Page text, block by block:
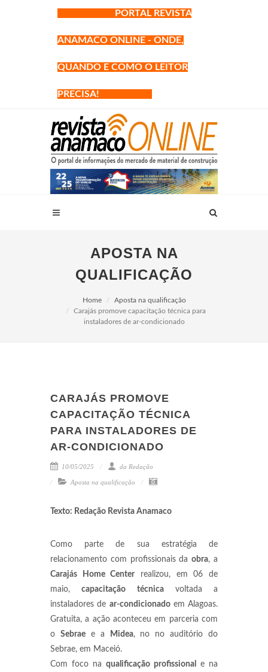
PORTAL REVISTA
ANAMACO ONLINE - ONDE,
QUANDO E COMO O LEITOR
PRECISA!
APOSTA NA
QUALIFICAÇÃO
Home
Aposta na qualificação
Carajás promove capacitação técnica para
instaladores de ar-condicionado
CARAJÁS PROMOVE
CAPACITAÇÃO TÉCNICA
PARA INSTALADORES DE
AR-CONDICIONADO
10/05/2025 da Redação
Aposta na qualificação
Texto: Redação Revista Anamaco
Como parte de sua estratégia de
relacionamento com profissionais daobra, a
Carajás Home Center realizou, em 06 de
maio,capacitação técnicavoltada a
instaladores de ar-condicionadoem Alagoas.
Gratuita, a ação aconteceu em parceria com
o Sebraee a Midea, no no auditório do
Sebrae, em Maceió.
Com foco na qualificação profissional
e na